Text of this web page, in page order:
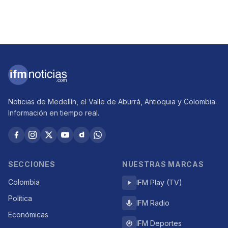
Noticias de Medellín, el Valle de Aburrá, Antioquia y Colombia.
Información en tiempo real.
SECCIONES
Colombia
Política
Económicas
NUESTRAS MARCAS
IFM Play (TV)
IFM Radio
IFM Deportes